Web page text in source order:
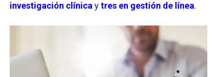
investigación clínica ytres en gestión de línea.